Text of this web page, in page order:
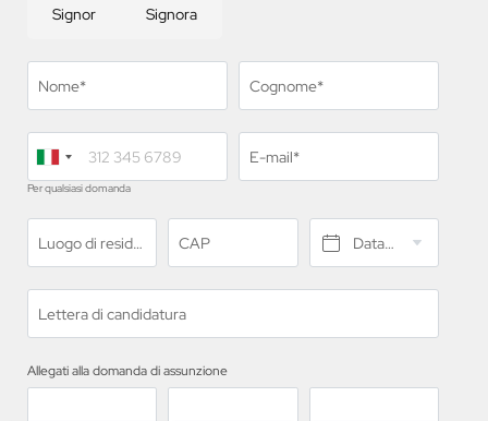
Signor Signora
Nome* Cognome*
Per qualsiasi domanda
E-mail*
Luogo di residenza* CAP Data di nascita*
Lettera di candidatura
Allegati alla domanda di assunzione